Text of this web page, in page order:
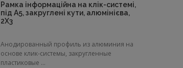
Рамка інформаційна на клік-системі,
під А5, закруглені кути, алюмінієва,
2Х3
Анодированный профиль из алюминия на
основе клик-системы, закругленные
пластиковые ...